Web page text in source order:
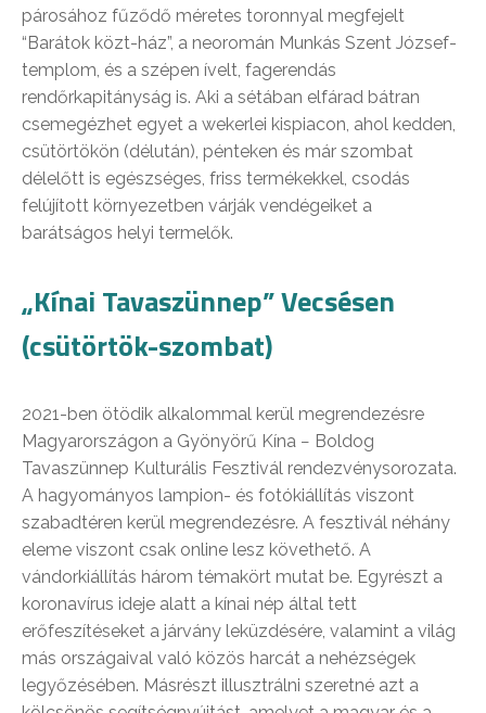
párosához fűződő méretes toronnyal megfejelt
“Barátok közt-ház”, a neoromán Munkás Szent József-
templom, és a szépen ívelt, fagerendás
rendőrkapitányság is. Aki a sétában elfárad bátran
csemegézhet egyet a wekerlei kispiacon, ahol kedden,
csütörtökön (délután), pénteken és már szombat
délelőtt is egészséges, friss termékekkel, csodás
felújított környezetben várják vendégeiket a
barátságos helyi termelők.
„Kínai Tavaszünnep” Vecsésen
(csütörtök-szombat)
2021-ben ötödik alkalommal kerül megrendezésre
Magyarországon a Gyönyörű Kína − Boldog
Tavaszünnep Kulturális Fesztivál rendezvénysorozata.
A hagyományos lampion- és fotókiállítás viszont
szabadtéren kerül megrendezésre. A fesztivál néhány
eleme viszont csak online lesz követhető. A
vándorkiállítás három témakört mutat be. Egyrészt a
koronavírus ideje alatt a kínai nép által tett
erőfeszítéseket a járvány leküzdésére, valamint a világ
más országaival való közös harcát a nehézségek
legyőzésében. Másrészt illusztrálni szeretné azt a